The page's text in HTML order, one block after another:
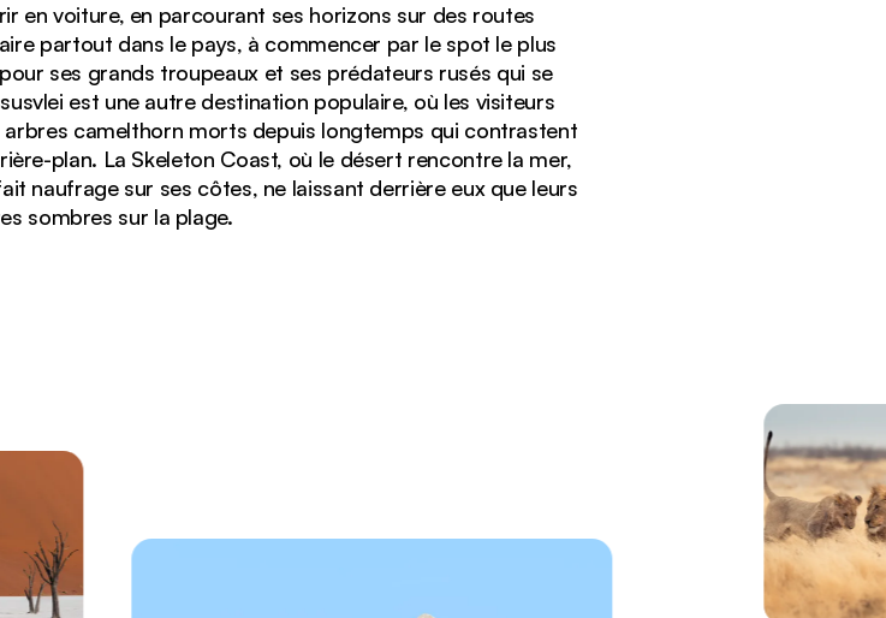
en voiture, en parcourant ses horizons sur des routes
partout dans le pays, à commencer par le spot le plus
ses grands troupeaux et ses prédateurs rusés qui se
est une autre destination populaire, où les visiteurs
camelthorn morts depuis longtemps qui contrastent
plan. La Skeleton Coast, où le désert rencontre la mer,
naufrage sur ses côtes, ne laissant derrière eux que leurs
sombres sur la plage.